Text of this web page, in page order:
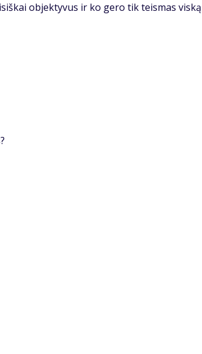
objektyvus ir ko gero tik teismas viską